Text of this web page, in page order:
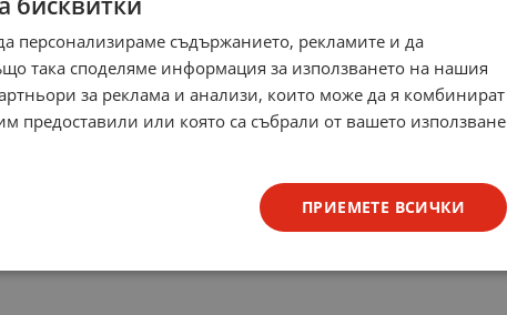
персонализираме съдържанието, рекламите и да
така споделяме информация за използването на нашия
за реклама и анализи, които може да я комбинират
предоставили или която са събрали от вашето използване
ПРИЕМЕТЕ ВСИЧКИ